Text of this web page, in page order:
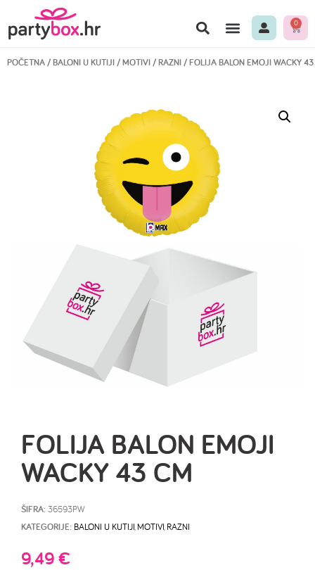
0
POČETNA/BALONI U KUTIJI/MOTIVI/RAZNI/ FOLIJA BALON EMOJI WACKY
FOLIJA BALON EMOJI
WACKY 43 CM
ŠIFRA: 36593PW
KATEGORIJE: BALONI U KUTIJI MOTIVI RAZNI
9,49€